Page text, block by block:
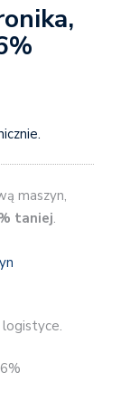
maszyn,
taniej.
logistyce.